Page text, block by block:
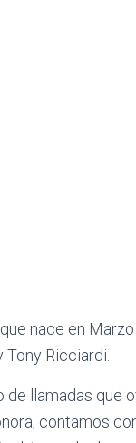
nace en
Tony Ricciardi.
llamadas que
contamos